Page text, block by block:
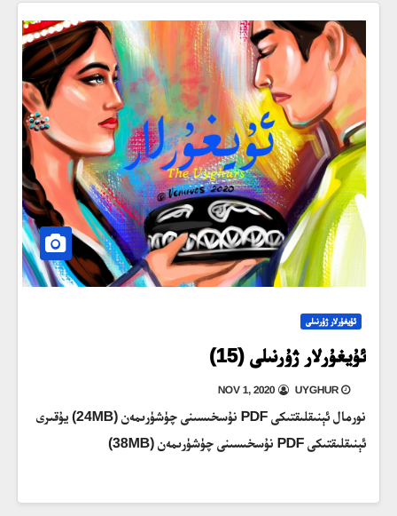
ئۇيغۇرلار ژۇرنىلى
ئۇيغۇرلار ژۇرنىلى (15)
NOV 1, 2020 UYGHUR
نورمال ئېنىقلىقتىكى PDF نۇسخىسىنى چۈشۈرىمەن (24MB) يۇقىرى
ئېنىقلىقتىكى PDF نۇسخىسىنى چۈشۈرىمەن (38MB)